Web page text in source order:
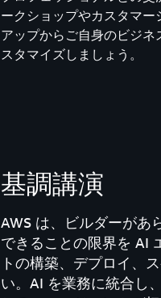
ークショップやカスタマ
アップからご自身のビジ
スタマイズしましょう。
基調講演​
AWS は、ビルダーがあ
できることの限界を AI
トの構築、デプロイ、
い。AI を業務に統合し